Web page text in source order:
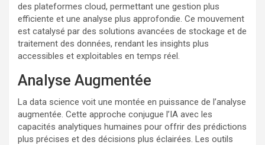
des plateformes cloud, permettant une gestion plus
efficiente et une analyse plus approfondie. Ce mouvement
est catalysé par des solutions avancées de stockage et de
traitement des données, rendant les insights plus
accessibles et exploitables en temps réel.
Analyse Augmentée
La data science voit une montée en puissance de l’analyse
augmentée. Cette approche conjugue l’IA avec les
capacités analytiques humaines pour offrir des prédictions
plus précises et des décisions plus éclairées. Les outils